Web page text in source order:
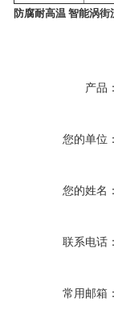
防腐耐高温 智能涡街
产品
您的单位
您的姓名
联系电话
常用邮箱